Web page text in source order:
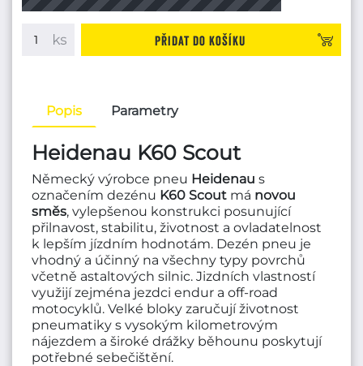
Přidat do košíku
Popis Parametry
Heidenau K60 Scout
Německý výrobce pneu Heidenau s
označením dezénu K60 Scout má novou
směs, vylepšenou konstrukci posunující
přilnavost, stabilitu, životnost a ovladatelnost
k lepším jízdním hodnotám. Dezén pneu je
vhodný a účinný na všechny typy povrchů
včetně astaltových silnic. Jizdních vlastností
využijí zejména jezdci endur a off-road
motocyklů. Velké bloky zaručují životnost
pneumatiky s vysokým kilometrovým
nájezdem a široké drážky běhounu poskytují
potřebné sebečištění.